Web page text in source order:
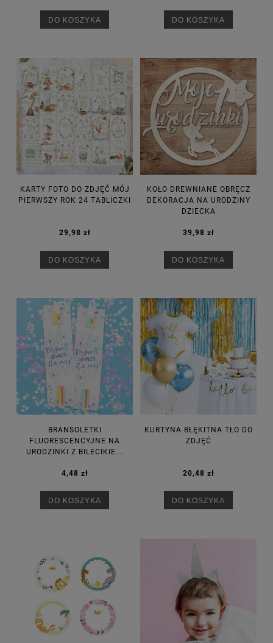
DO KOSZYKA DO KOSZYKA
KARTY FOTO DO ZDJĘĆ MÓJ
PIERWSZY ROK 24 TABLICZKI
29,98 zł
DO KOSZYKA
KOŁO DREWNIANE OBRĘCZ
DEKORACJA NA URODZINY
DZIECKA
39,98 zł
DO KOSZYKA
BRANSOLETKI
FLUORESCENCYJNE NA
URODZINKI Z BILECIKIE...
4,48 zł
DO KOSZYKA
KURTYNA BŁĘKITNA TŁO DO
ZDJĘĆ
20,48 zł
DO KOSZYKA